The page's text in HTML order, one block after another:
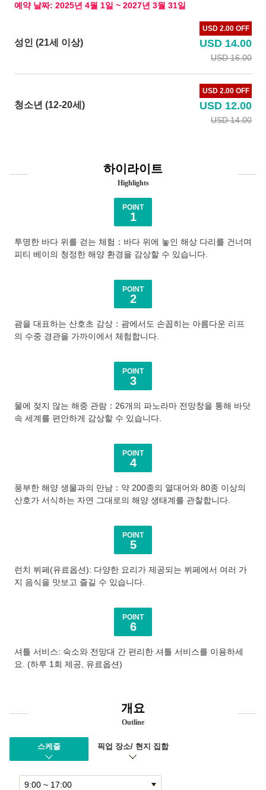
예약 날짜: 2025년 4월 1일 ~ 2027년 3월 31일
성인 (21세 이상)
USD 2.00 OFF
USD 14.00
USD 16.00
청소년 (12-20세)
USD 2.00 OFF
USD 12.00
USD 14.00
하이라이트
Highlights
POINT
1
투명한 바다 위를 걷는 체험：바다 위에 놓인 해상 다리를 건너며
피티 베이의 청정한 해양 환경을 감상할 수 있습니다.
POINT
2
괌을 대표하는 산호초 감상：괌에서도 손꼽히는 아름다운 리프
의 수중 경관을 가까이에서 체험합니다.
POINT
3
물에 젖지 않는 해중 관람：26개의 파노라마 전망창을 통해 바닷
속 세계를 편안하게 감상할 수 있습니다.
POINT
4
풍부한 해양 생물과의 만남：약 200종의 열대어와 80종 이상의
산호가 서식하는 자연 그대로의 해양 생태계를 관찰합니다.
POINT
5
런치 뷔페(유료옵션): 다양한 요리가 제공되는 뷔페에서 여러 가
지 음식을 맛보고 즐길 수 있습니다.
POINT
6
셔틀 서비스: 숙소와 전망대 간 편리한 셔틀 서비스를 이용하세
요. (하루 1회 제공, 유료옵션)
개요
Outline
스케줄 픽업 장소/ 현지 집합